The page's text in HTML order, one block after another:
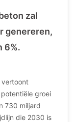
zal
genereren,
6%.
vertoont
groei
730 miljard
die 2030 is